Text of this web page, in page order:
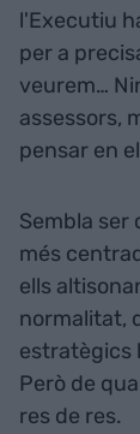
l'Executiu
per a
veurem…
assessors,
pensar en
Sembla ser
més
ells
normalitat,
estratègics
Però de
res de res.